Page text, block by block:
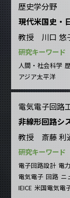
歴史学分野
現代米国史・
教授 川口 悠
研究キーワード
人間・社会科学
アジア太平洋
電気電子回路
非線形回路シ
教授 斎藤 利
研究キーワード
電子回路設計 電
電気電子 回路 ニ
IEICE 米国電気電